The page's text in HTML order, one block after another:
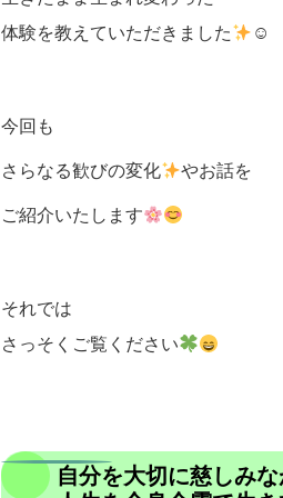
体験を教えていただきました
☺
今回も
さらなる歓びの変化 やお話を
ご紹介いたします
それでは
さっそくご覧ください
自分を大切に慈しみ